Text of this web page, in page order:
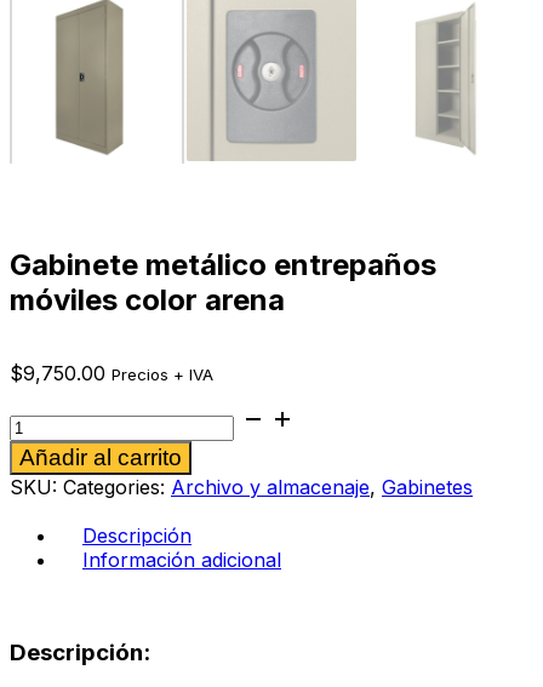
Gabinete metálico entrepaños
móviles color arena
$9,750.00 Precios + IVA
Gabinete
metálico
entrepaños
móviles
color
cantidad
Añadir al carrito
SKU: Categories: Archivo y almacenaje, Gabinetes
Descripción
Información adicional
Descripción: